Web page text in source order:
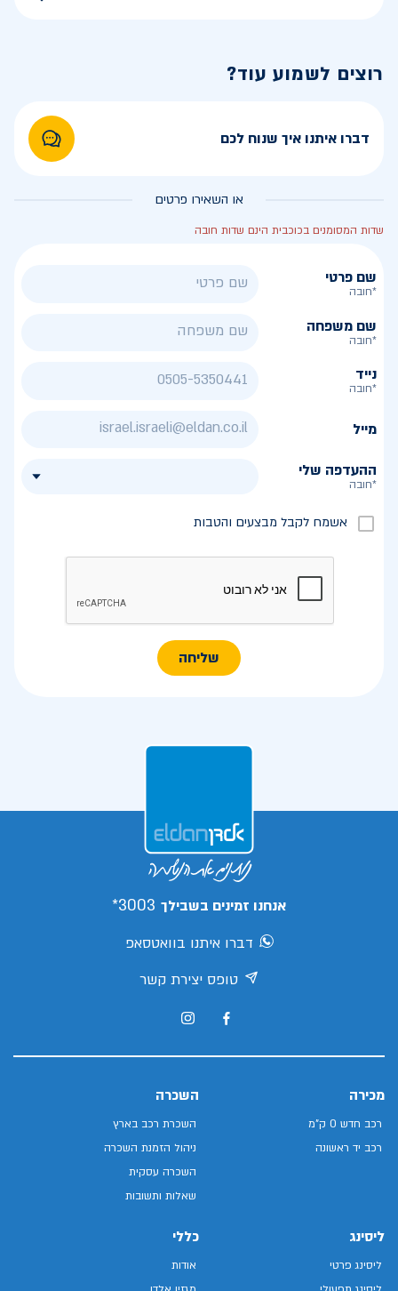
רוצים לשמוע עוד?
דברו איתנו איך שנוח לכם
או השאירו פרטים
שדות המסומנים בכוכבית הינם שדות חובה
שם פרטי
*חובה
שם משפחה
*חובה
נייד
*חובה
מייל
ההעדפה שלי
*חובה
אשמח לקבל מבצעים והטבות
שליחה
אנחנו זמינים בשבילך 3003*
דברו איתנו בוואטסאפ
טופס יצירת קשר
מכירה
רכב חדש 0 ק"מ
רכב יד ראשונה
השכרה
השכרת רכב בארץ
ניהול הזמנת השכרה
השכרה עסקית
שאלות ותשובות
ליסינג
ליסינג פרטי
כללי
אודות